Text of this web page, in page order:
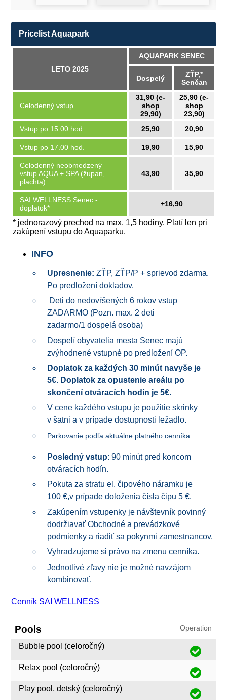
Pricelist Aquapark
LETO 2025
AQUAPARK SENEC
Dospelý
ZŤP,*
Senčan
* jednorazový prechod na max. 1,5 hodiny. Platí len pri
zakúpení vstupu do Aquaparku.
Celodenný vstup
31,90 (e-
shop
29,90)
25,90 (e-
shop
23,90)
Vstup po 15.00 hod.
25,90 20,90
Vstup po 17.00 hod. 19,90 15,90
Celodenný neobmedzený
vstup AQUA + SPA (župan,
plachta)
43,90 35,90
SAI WELLNESS Senec -
doplatok*
+16,90
INFO
Upresnenie: ZŤP, ZŤP/P + sprievod zdarma.
Po predložení dokladov.
Deti do nedovŕšených 6 rokov vstup
ZADARMO (Pozn. max. 2 deti
zadarmo/1 dospelá osoba)
Dospelí obyvatelia mesta Senec majú
zvýhodnené vstupné po predložení OP.
Doplatok za každých 30 minút navyše je
5€. Doplatok za opustenie areálu po
skončení otváracích hodín je 5€.
V cene každého vstupu je použitie skrinky
v šatni a v prípade dostupnosti ležadlo.
Parkovanie podľa aktuálne platného cenníka.
Posledný vstup: 90 minút pred koncom
otváracích hodín.
Pokuta za stratu el. čipového náramku je
100 €,v prípade doloženia čísla čipu 5 €.
Zakúpením vstupenky je návštevník povinný
dodržiavať Obchodné a prevádzkové
podmienky a riadiť sa pokynmi zamestnancov.
Vyhradzujeme si právo na zmenu cenníka.
Jednotlivé zľavy nie je možné navzájom
kombinovať.
Cenník SAI WELLNESS
Pools Operation
Bubble pool (celoročný)
Relax pool (celoročný)
Play pool, detský (celoročný)